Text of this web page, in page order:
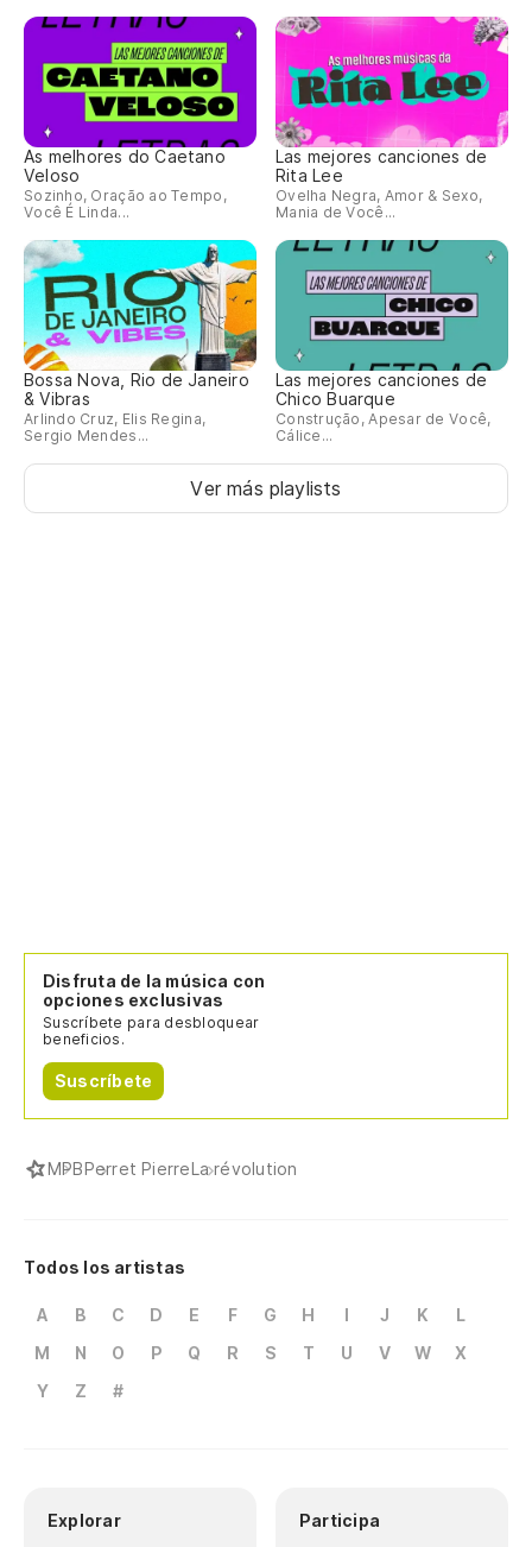
As melhores do Caetano
Veloso
Sozinho, Oração ao Tempo,
Você É Linda...
Las mejores canciones de
Rita Lee
Ovelha Negra, Amor & Sexo,
Mania de Você...
Bossa Nova, Rio de Janeiro
& Vibras
Arlindo Cruz, Elis Regina,
Sergio Mendes...
Las mejores canciones de
Chico Buarque
Construção, Apesar de Você,
Cálice...
Ver más playlists
Disfruta de la música con
opciones exclusivas
Suscríbete para desbloquear
beneficios.
Suscríbete
MPBPerret PierreLa révolution
Todos los artistas
A B C D E F G H I J K
L
M
N O P Q R S T U V W
X
Y
Z #
Explorar Participa